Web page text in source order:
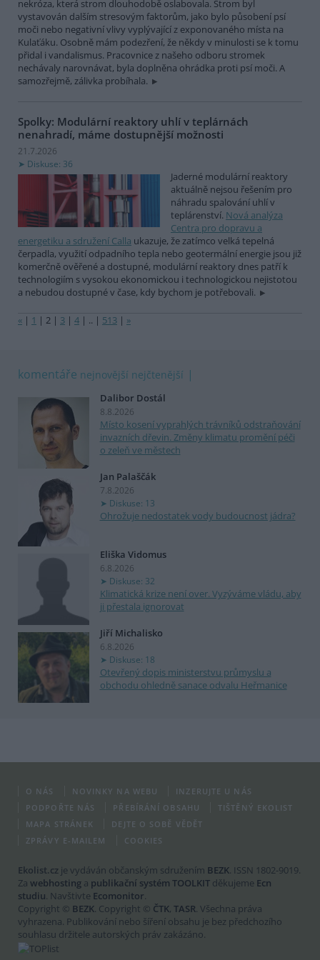
nekróza, která strom dlouhodobě oslabovala. Strom byl
vystavován dalším stresovým faktorům, jako bylo působení psí
moči nebo negativní vlivy vyplývající z exponovaného místa na
Kulaťáku. Osobně mám podezření, že někdy v minulosti se k tomu
přidal i vandalismus. Pracovnice z našeho odboru stromek
nechávaly narovnávat, byla doplněna ohrádka proti psí moči. A
samozřejmě, zálivka probíhala.
Spolky: Modulární reaktory uhlí v teplárnách
nenahradí, máme dostupnější možnosti
21.7.2026
Diskuse: 36
Jaderné modulární reaktory
aktuálně nejsou řešením pro
náhradu spalování uhlí v
teplárenství. Nová analýza
Centra pro dopravu a
energetiku a sdružení Calla ukazuje, že zatímco velká tepelná
čerpadla, využití odpadního tepla nebo geotermální energie jsou již
komerčně ověřené a dostupné, modulární reaktory dnes patří k
technologiím s vysokou ekonomickou i technologickou nejistotou
a nebudou dostupné v čase, kdy bychom je potřebovali.
« | 1 | 2 | 3 | 4 | .. | 513 | »
komentáře nejnovější nejčtenější
Dalibor Dostál
8.8.2026
Místo kosení vyprahlých trávníků odstraňování
invazních dřevin. Změny klimatu promění péči
o zeleň ve městech
Jan Palaščák
7.8.2026
Diskuse: 13
Ohrožuje nedostatek vody budoucnost jádra?
Eliška Vidomus
6.8.2026
Diskuse: 32
Klimatická krize není over. Vyzýváme vládu, aby
ji přestala ignorovat
Jiří Michalisko
6.8.2026
Diskuse: 18
Otevřený dopis ministerstvu průmyslu a
obchodu ohledně sanace odvalu Heřmanice
O NÁS NOVINKY NA WEBU
INZERUJTE U NÁS
PODPOŘTE NÁS
PŘEBÍRÁNÍ OBSAHU
TIŠTĚNÝ EKOLIST
MAPA STRÁNEK
DEJTE O SOBĚ VĚDĚT
ZPRÁVY E-MAILEM
COOKIES
Ekolist.cz je vydáván občanským sdružením BEZK. ISSN 1802-9019.
Za webhosting a publikační systém TOOLKIT děkujeme Ecn
studiu. Navštivte Ecomonitor.
Copyright © BEZK. Copyright © ČTK, TASR. Všechna práva
vyhrazena. Publikování nebo šíření obsahu je bez předchozího
souhlasu držitele autorských práv zakázáno.